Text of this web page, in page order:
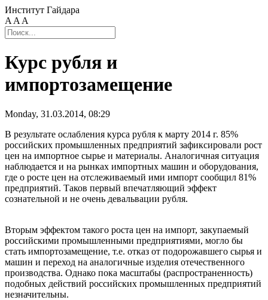
Институт Гайдара
A A A
Курс рубля и
импортозамещение
Monday, 31.03.2014, 08:29
В результате ослабления курса рубля к марту 2014 г. 85%
российских промышленных предприятий зафиксировали рост
цен на импортное сырье и материалы. Аналогичная ситуация
наблюдается и на рынках импортных машин и оборудования,
где о росте цен на отслеживаемый ими импорт сообщил 81%
предприятий. Таков первый впечатляющий эффект
сознательной и не очень девальвации рубля.
Вторым эффектом такого роста цен на импорт, закупаемый
российскими промышленными предприятиями, могло бы
стать импортозамещение, т.е. отказ от подорожавшего сырья и
машин и переход на аналогичные изделия отечественного
производства. Однако пока масштабы (распространенность)
подобных действий российских промышленных предприятий
незначительны.